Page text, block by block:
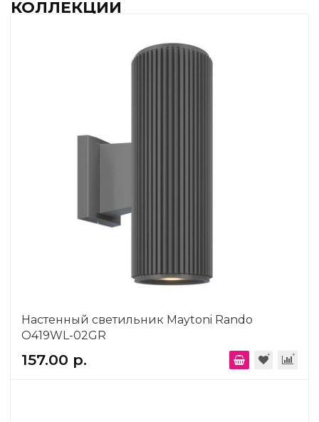
КОЛЛЕКЦИИ
Настенный светильник Maytoni Rando
O419WL-02GR
157.00 р.